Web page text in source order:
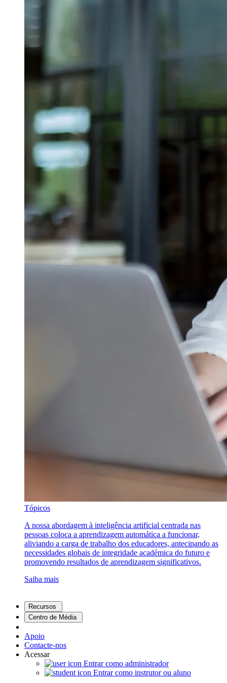
Tópicos
A nossa abordagem à inteligência artificial centrada nas
pessoas coloca a aprendizagem automática a funcionar,
aliviando a carga de trabalho dos educadores, antecipando as
necessidades globais de integridade académica do futuro e
promovendo resultados de aprendizagem significativos.
Saiba mais
Recursos
Centro de Média
Apoio
Contacte-nos
Acessar
Entrar como administrador
Entrar como instrutor ou aluno